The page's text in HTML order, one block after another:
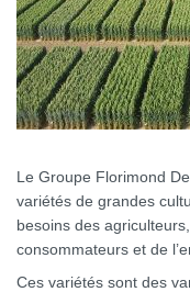
Le Groupe Florimond
variétés de grandes
besoins des
consommateurs et de
Ces variétés sont des